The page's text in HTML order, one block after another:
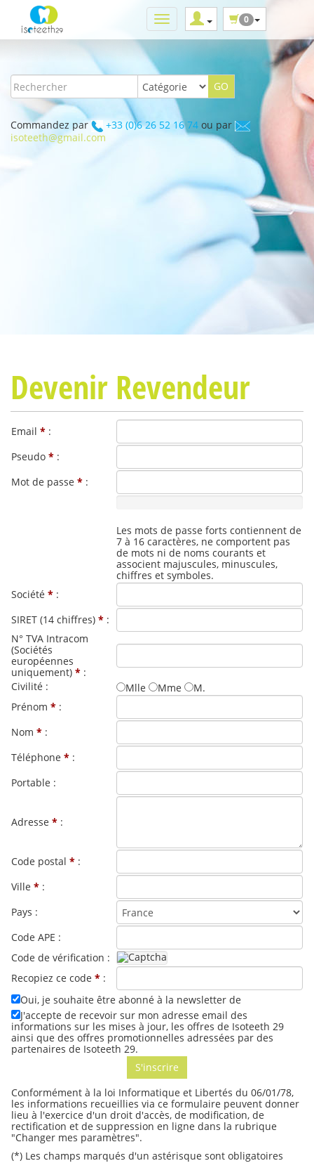
0
Commandez par +33 (0)6 26 52 16 74 ou par
isoteeth@gmail.com
Devenir Revendeur
Email * :
Pseudo * :
Mot de passe * :
(success)
Les mots de passe forts contiennent de
7 à 16 caractères, ne comportent pas
de mots ni de noms courants et
associent majuscules, minuscules,
chiffres et symboles.
Société * :
SIRET (14 chiffres) * :
N° TVA Intracom
(Sociétés
européennes
uniquement) * :
Civilité :
Mlle Mme
M.
Prénom * :
Nom * :
Téléphone * :
Portable :
Adresse * :
Code postal * :
Ville * :
Pays :
Code APE :
Code de vérification :
Recopiez ce code * :
Oui, je souhaite être abonné à la newsletter de
J'accepte de recevoir sur mon adresse email des
informations sur les mises à jour, les offres de Isoteeth 29
ainsi que des offres promotionnelles adressées par des
partenaires de Isoteeth 29.
Conformément à la loi Informatique et Libertés du 06/01/78,
les informations recueillies via ce formulaire peuvent donner
lieu à l'exercice d'un droit d'accès, de modification, de
rectification et de suppression en ligne dans la rubrique
"Changer mes paramètres".
(*) Les champs marqués d'un astérisque sont obligatoires